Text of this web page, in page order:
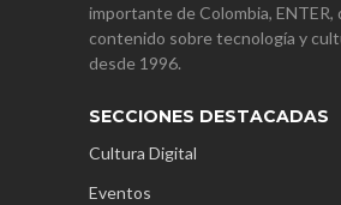
importante de Colombia, ENTER,
contenido sobre tecnología y
desde 1996.
SECCIONES DESTACADAS
Cultura Digital
Eventos